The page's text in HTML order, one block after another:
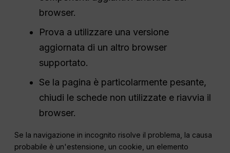
browser.
Prova a utilizzare una versione
aggiornata di un altro browser
supportato.
Se la pagina è particolarmente pesante,
chiudi le schede non utilizzate e riavvia il
browser.
Se la navigazione in incognito risolve il problema, la causa
probabile è un'estensione, un cookie, un elemento